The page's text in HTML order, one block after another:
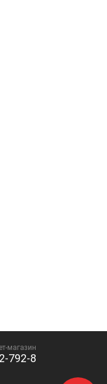
магазин
792-8